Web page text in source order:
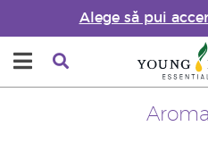
Alege să pui